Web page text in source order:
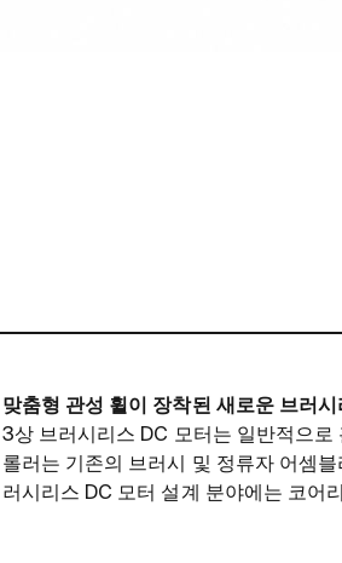
맞춤형 관성 휠이 장착된 새로운 브러
3상 브러시리스 DC 모터는 일반적으
롤러는 기존의 브러시 및 정류자 어셈
러시리스 DC 모터 설계 분야에는 코어